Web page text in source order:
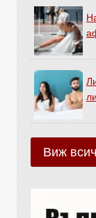
Виж